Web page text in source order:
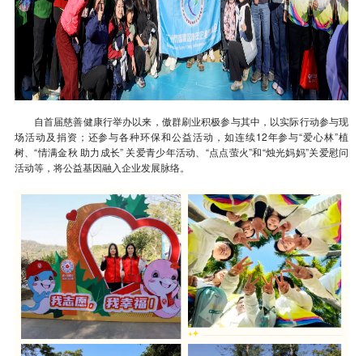
自首届慈善健康行举办以来，傲群刷业积极参与其中，以实际行动参与现
场活动及捐资；还参与各种环保和公益活动，如连续12年参与“爱心林”植
树、“情满金秋 助力成长” 关爱青少年活动、“点点萤火”和“烛光妈妈”关爱慰问
活动等，将公益基因融入企业发展脉络。